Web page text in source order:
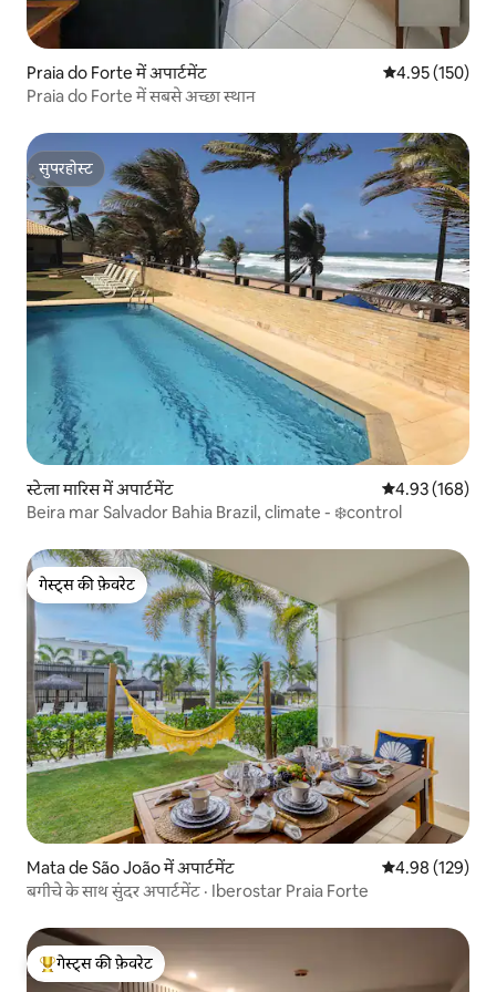
Praia do Forte में अपार्टमेंट औसत रेटिंग 5 में से
4.95 (150)
Praia do Forte में सबसे अच्छा स्थान
सुपरहोस्ट
सुपरहोस्ट
स्टेला मारिस में अपार्टमेंट औसत रेटिंग 5 में से
4.93 (168)
Beira mar Salvador Bahia Brazil, climate - ❄️control
गेस्ट्स की फ़ेवरेट
गेस्ट्स की फ़ेवरेट
Mata de São João में अपार्टमेंट औसत रेटिंग 5 में से
4.98 (129)
बगीचे के साथ सुंदर अपार्टमेंट · Iberostar Praia Forte
गेस्ट्स का टॉप फ़ेवरेट
गेस्ट्स की फ़ेवरेट